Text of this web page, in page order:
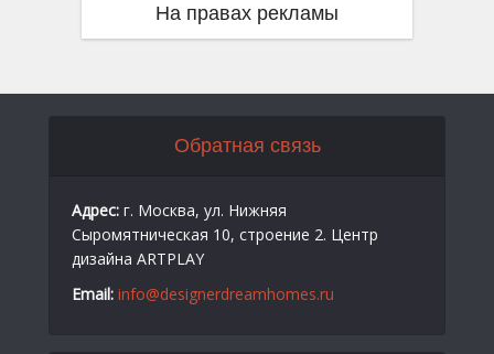
На правах рекламы
Обратная связь
Адрес: г. Москва, ул. Нижняя
Сыромятническая 10, строение 2. Центр
дизайна ARTPLAY
Email: info@designerdreamhomes.ru